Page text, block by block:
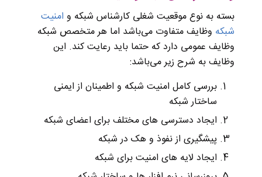
بسته به نوع موقعیت شغلی کارشناس شبکه و امنیت
شبکه وظایف متفاوت می‌باشد اما هر متخصص شبکه
وظایف عمومی دارد که حتما باید رعایت کند. این
وظایف به شرح زیر می‌باشد:
بررسی کامل امنیت شبکه و اطمینان از ایمنی
ساختار شبکه
ایجاد دسترسی های مختلف برای اعضای شبکه
پیشگیری از نفوذ و هک در شبکه
ایجاد لایه های امنیت برای شبکه